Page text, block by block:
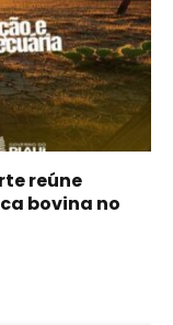
reúne
bovina no